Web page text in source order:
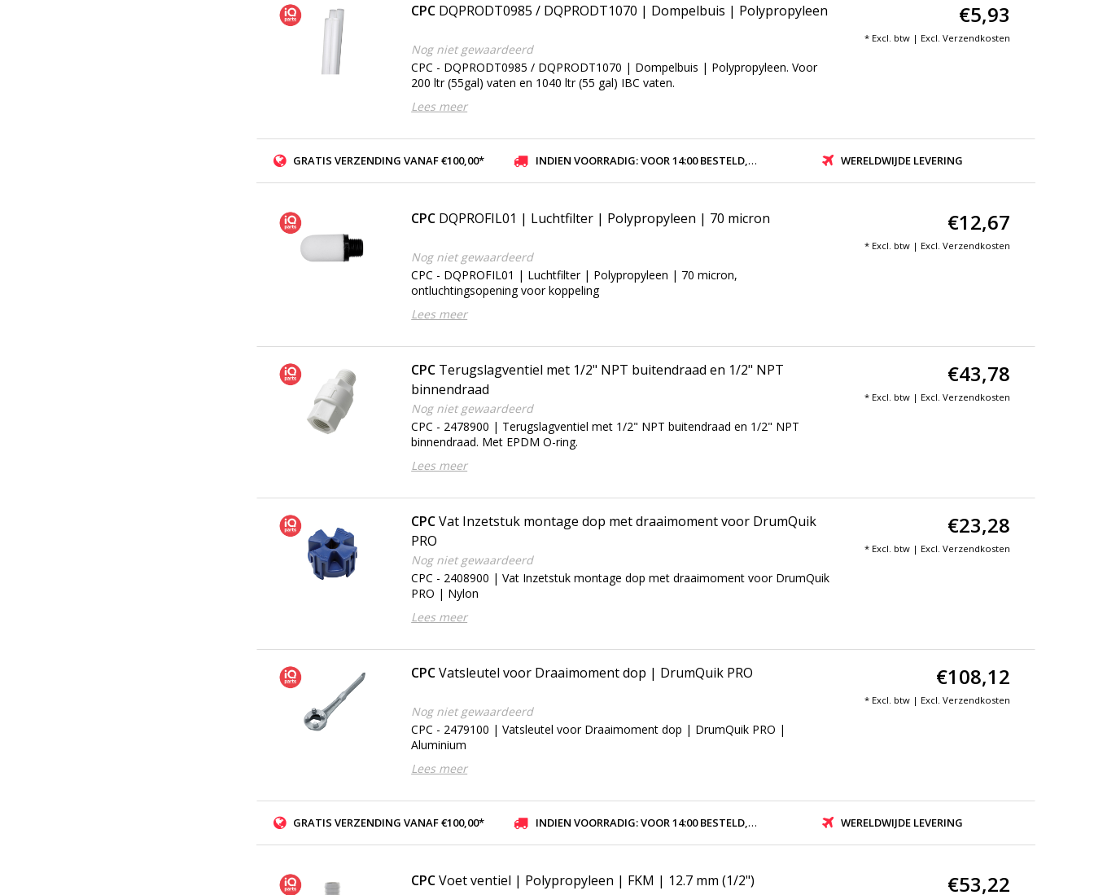
CPC DQPRODT0985 / DQPRODT1070 | Dompelbuis | Polypropyleen
Nog niet gewaardeerd
CPC - DQPRODT0985 / DQPRODT1070 | Dompelbuis | Polypropyleen. Voor
200 ltr (55gal) vaten en 1040 ltr (55 gal) IBC vaten.
Lees meer
€5,93
* Excl. btw | Excl. Verzendkosten
GRATIS VERZENDING VANAF €100,00* INDIEN VOORRADIG: VOOR 14:00 BESTELD, ZELFDE DAG VERZONDEN WERELDWIJDE LEVERING
CPC DQPROFIL01 | Luchtfilter | Polypropyleen | 70 micron
Nog niet gewaardeerd
CPC - DQPROFIL01 | Luchtfilter | Polypropyleen | 70 micron,
ontluchtingsopening voor koppeling
Lees meer
€12,67
* Excl. btw | Excl. Verzendkosten
CPC Terugslagventiel met 1/2" NPT buitendraad en 1/2" NPT
binnendraad
Nog niet gewaardeerd
CPC - 2478900 | Terugslagventiel met 1/2" NPT buitendraad en 1/2" NPT
binnendraad. Met EPDM O-ring.
Lees meer
€43,78
* Excl. btw | Excl. Verzendkosten
CPCVat Inzetstuk montage dop met draaimoment voor DrumQuik
PRO
Nog niet gewaardeerd
CPC - 2408900 | Vat Inzetstuk montage dop met draaimoment voor DrumQuik
PRO | Nylon
Lees meer
€23,28
* Excl. btw | Excl. Verzendkosten
CPCVatsleutel voor Draaimoment dop | DrumQuik PRO
Nog niet gewaardeerd
CPC - 2479100 | Vatsleutel voor Draaimoment dop | DrumQuik PRO |
Aluminium
Lees meer
€108,12
* Excl. btw | Excl. Verzendkosten
GRATIS VERZENDING VANAF €100,00* INDIEN VOORRADIG: VOOR 14:00 BESTELD, ZELFDE DAG VERZONDEN WERELDWIJDE LEVERING
CPCVoet ventiel | Polypropyleen | FKM | 12.7 mm (1/2") €53,22